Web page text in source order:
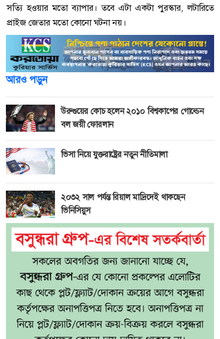
সত্যি হওয়ার মতো ব্যাপার। তবে এটা একটা পুরস্কার, লটারিতে
প্রাইজ জেতার মতো কোনো ঘটনা নয়।
আরও পড়ুন
উরুগুয়ের কোচ হলেন ২০১০ বিশ্বকাপের গোল্ডেন
বল জয়ী ফোরলান
ভিসা নিয়ে যুক্তরাষ্ট্রের নতুন নীতিমালা
২০৩২ সাল পর্যন্ত রিয়াল মাদ্রিদেই থাকছেন
ভিনিসিয়ুস